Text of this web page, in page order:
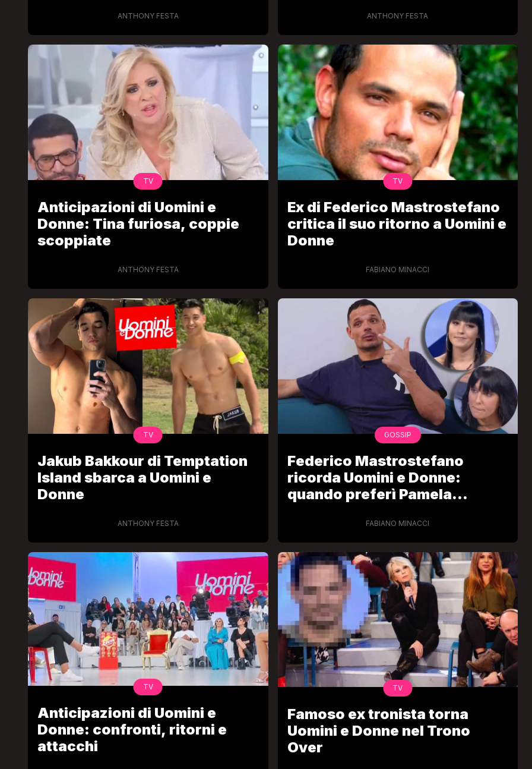
ANTHONY FESTA ANTHONY FESTA
TV
Anticipazioni di Uomini e
Donne: Tina furiosa, coppie
scoppiate
ANTHONY FESTA
TV
Ex di Federico Mastrostefano
critica il suo ritorno a Uomini e
Donne
FABIANO MINACCI
TV
Jakub Bakkour di Temptation
Island sbarca a Uomini e
Donne
ANTHONY FESTA
GOSSIP
Federico Mastrostefano
ricorda Uomini e Donne:
quando preferì Pamela
Michelazzo: “Non avrei
dovuto scegliere nessuna”
FABIANO MINACCI
TV
Anticipazioni di Uomini e
Donne: confronti, ritorni e
attacchi
TV
Famoso ex tronista torna
Uomini e Donne nel Trono
Over
Bambola Star, la festa di
compleanno con tutte le grandi
dive compie 15 anni: il video
completo
FABIANO MINACCI
VIRAL
Camilla Milanesi lascia tutto:
“Addio cike mie, siete state una
grande famiglia per me”
FABIANO MINACCI